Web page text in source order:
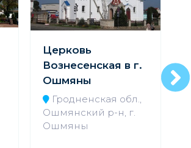
Церковь
Вознесенская в г.
Ошмяны
Гродненская обл.,
Ошмянский р-н, г.
Ошмяны